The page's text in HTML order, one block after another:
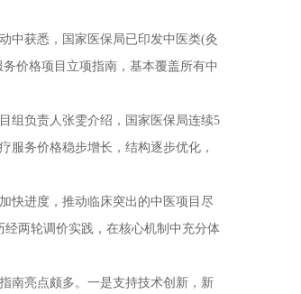
获悉，国家医保局已印发中医类(灸
价格项目立项指南，基本覆盖所有中
负责人张雯介绍，国家医保局连续5
服务价格稳步增长，结构逐步优化，
进度，推动临床突出的中医项目尽
两轮调价实践，在核心机制中充分体
亮点颇多。一是支持技术创新，新